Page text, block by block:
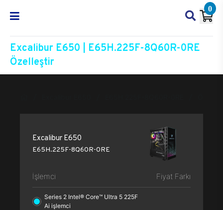
0
Excalibur E650 | E65H.225F-8Q60R-0RE
Özelleştir
Excalibur E650
E65H.225F-8Q60R-0RE
İşlemci Fiyat Farkı
Series 2 Intel® Core™ Ultra 5 225F
Ai işlemci